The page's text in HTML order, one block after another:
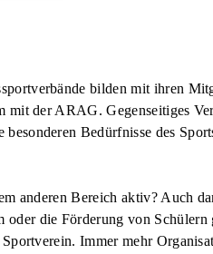
bilden mit ihren
mit der ARAG. Gegenseitiges
besonderen Bedürfnisse des
anderen Bereich aktiv? Auch
oder die Förderung von
Immer mehr